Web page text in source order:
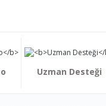
Uzman Desteği